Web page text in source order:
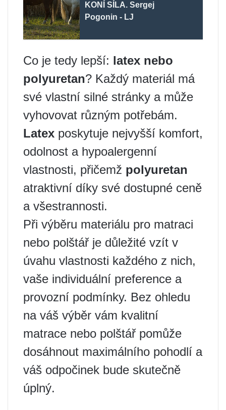
KONÍ SÍLA. Sergej
Pogonin - LJ
Co je tedy lepší: latex nebo
polyuretan? Každý materiál má
své vlastní silné stránky a může
vyhovovat různým potřebám.
Latex poskytuje nejvyšší komfort,
odolnost a hypoalergenní
vlastnosti, přičemž polyuretan
atraktivní díky své dostupné ceně
a všestrannosti.
Při výběru materiálu pro matraci
nebo polštář je důležité vzít v
úvahu vlastnosti každého z nich,
vaše individuální preference a
provozní podmínky. Bez ohledu
na váš výběr vám kvalitní
matrace nebo polštář pomůže
dosáhnout maximálního pohodlí a
váš odpočinek bude skutečně
úplný.